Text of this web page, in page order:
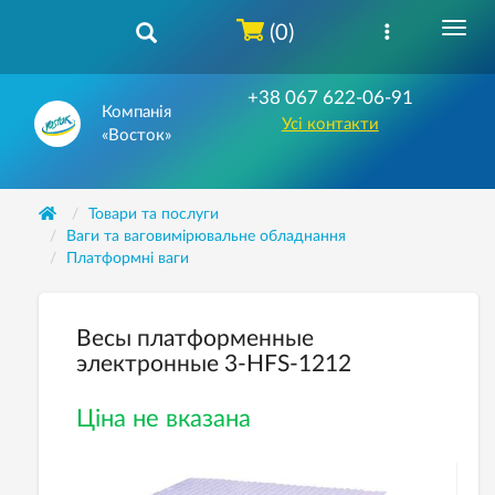
Компанія
«Восток»
+38 067 622-06-91
Усі контакти
(0)
Товари та послуги
Ваги та ваговимірювальне обладнання
Платформні ваги
Весы платформенные
электронные 3-HFS-1212
Ціна не вказана